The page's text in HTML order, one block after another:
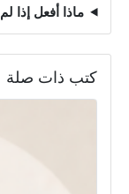
ماذا أفعل إذا
كتب ذات صلة